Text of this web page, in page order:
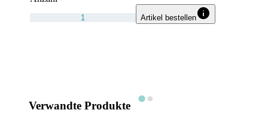
Artikel bestellen
Verwandte Produkte